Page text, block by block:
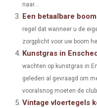
E
R
)
K
naar...
Een betaalbare
regel dat wanneer u de
zorgplicht voor uw boom
Kunstgras in
wachten op kunstgras in
geleden al gevraagd om
vooralsnog moeten de
Vintage vloertegels